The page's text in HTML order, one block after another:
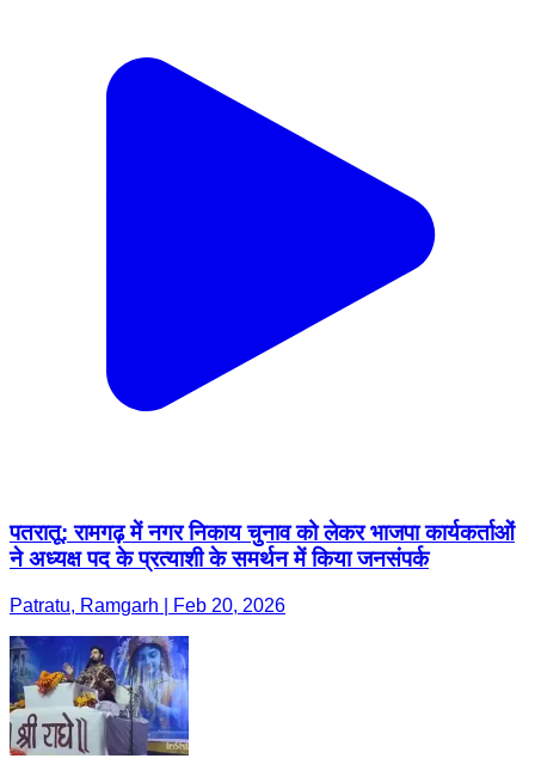
पतरातू: रामगढ़ में नगर निकाय चुनाव को लेकर भाजपा कार्यकर्ताओं
ने अध्यक्ष पद के प्रत्याशी के समर्थन में किया जनसंपर्क
Patratu, Ramgarh | Feb 20, 2026